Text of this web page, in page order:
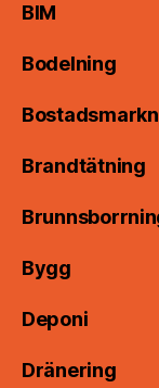
BIM
Bodelning
Brandtätning
Bygg
Deponi
Dränering